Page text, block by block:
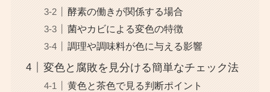
酵素の働きが関係する場合
菌やカビによる変色の特徴
調理や調味料が色に与える影響
変色と腐敗を見分ける簡単なチェック法
黄色と茶色で見る判断ポイント